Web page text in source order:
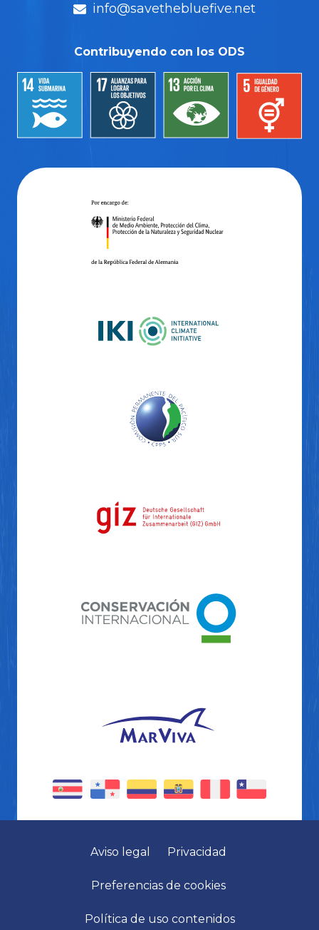
info@savethebluefive.net
Contribuyendo con los ODS
Aviso legal Privacidad
Preferencias de cookies
Política de uso contenidos